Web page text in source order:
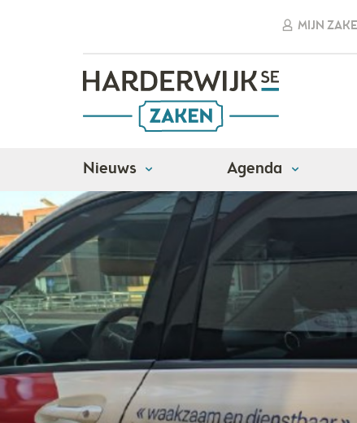
MIJN
Nieuws Agenda